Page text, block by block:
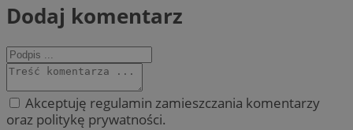
Dodaj komentarz
Akceptuję regulamin zamieszczania komentarzy
oraz politykę prywatności.